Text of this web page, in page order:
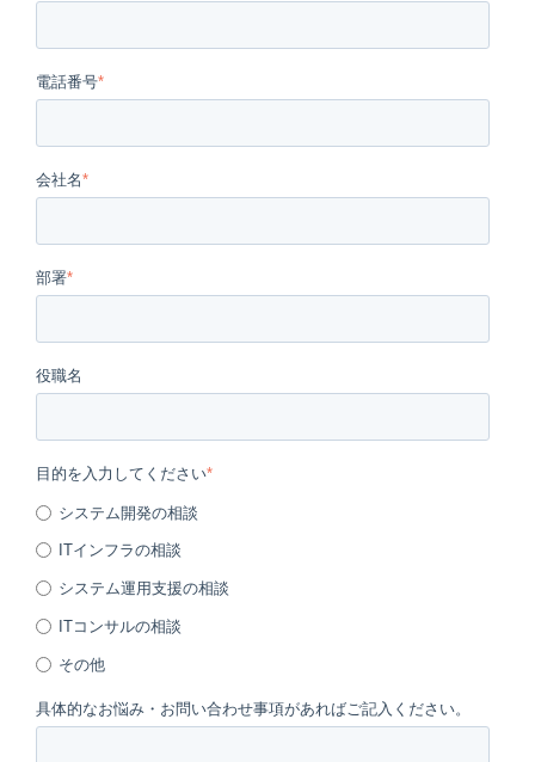
電話番号*
会社名*
部署*
役職名
目的を入力してください*
システム開発の相談
ITインフラの相談
システム運用支援の相談
ITコンサルの相談
その他
具体的なお悩み・お問い合わせ事項があればご記入ください。